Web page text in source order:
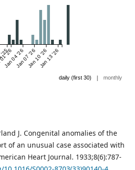
'26
Jan 04 '26Jan 07 '26Jan 10 '26Jan 13 '26
daily (first 30) | monthly
J. Congenital anomalies of the
of an unusual case associated with
Heart Journal. 1933;8(6):787-